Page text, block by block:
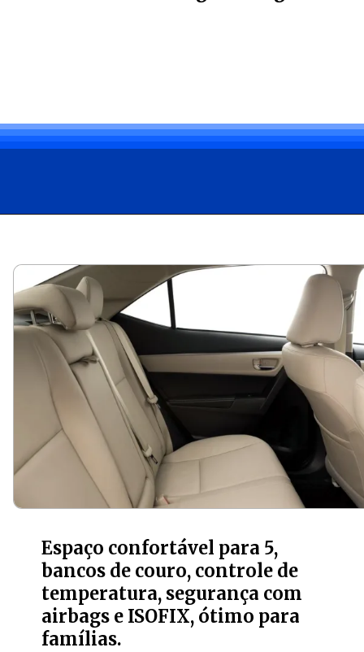
Espaço confortável para 5,
bancos de couro, controle de
temperatura, segurança com
airbags e ISOFIX, ótimo para
famílias.